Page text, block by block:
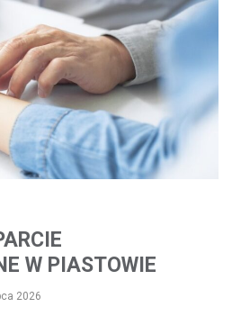
W PIASTOWIE
2026